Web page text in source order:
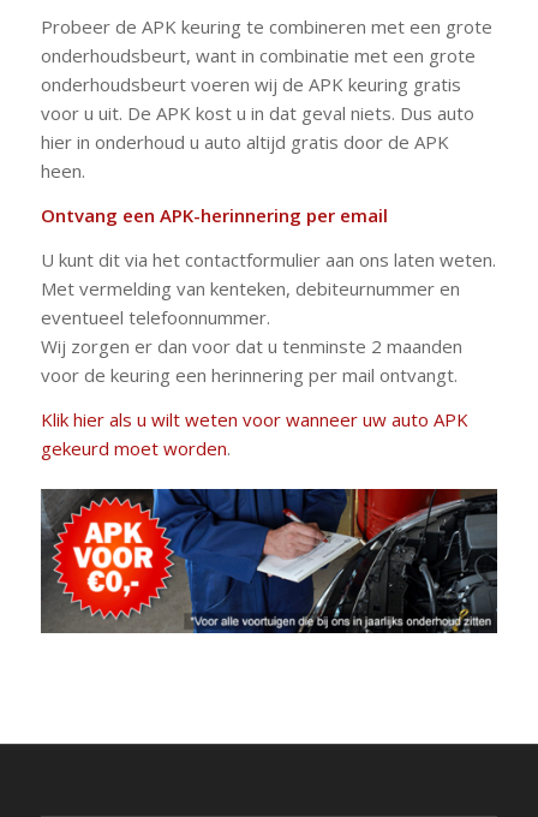
Probeer de APK keuring te combineren met een grote
onderhoudsbeurt, want in combinatie met een grote
onderhoudsbeurt voeren wij de APK keuring gratis
voor u uit. De APK kost u in dat geval niets. Dus auto
hier in onderhoud u auto altijd gratis door de APK
heen.
Ontvang een APK-herinnering per email
U kunt dit via het contactformulier aan ons laten weten.
Met vermelding van kenteken, debiteurnummer en
eventueel telefoonnummer.
Wij zorgen er dan voor dat u tenminste 2 maanden
voor de keuring een herinnering per mail ontvangt.
Klik hier als u wilt weten voor wanneer uw auto APK
gekeurd moet worden.